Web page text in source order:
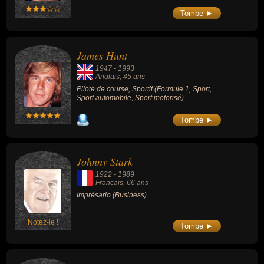
et Elvis Presley. Son album Thriller est
l'album le plus vendu de l'histoire. Michael
Tombe ►
James Hunt
1947 - 1993
Anglais , 45 ans
Pilote de course, Sportif (Formule 1, Sport,
Sport automobile, Sport motorisé).
Tombe ►
Notez-le !
Johnny Stark
1922 - 1989
Francais, 66 ans
Imprésario (Business).
Tombe ►